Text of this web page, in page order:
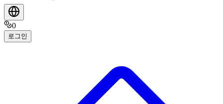
0
로그인